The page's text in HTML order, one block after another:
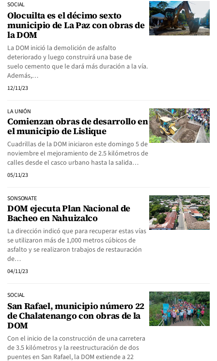
SOCIAL
Olocuilta es el décimo sexto
municipio de La Paz con obras de
la DOM
La DOM inició la demolición de asfalto
deteriorado y luego construirá una base de
suelo cemento que le dará más duración a la vía.
Además,…
12/11/23
LA UNIÓN
Comienzan obras de desarrollo en
el municipio de Lislique
Cuadrillas de la DOM iniciaron este domingo 5 de
noviembre el mejoramiento de 2.5 kilómetros de
calles desde el casco urbano hasta la salida…
05/11/23
SONSONATE
DOM ejecuta Plan Nacional de
Bacheo en Nahuizalco
La dirección indicó que para recuperar estas vías
se utilizaron más de 1,000 metros cúbicos de
asfalto y se realizaron trabajos de restauración
de…
04/11/23
SOCIAL
San Rafael, municipio número 22
de Chalatenango con obras de la
DOM
Con el inicio de la construcción de una carretera
de 3.5 kilómetros y la reestructuración de dos
puentes en San Rafael, la DOM extiende a 22